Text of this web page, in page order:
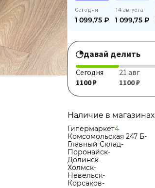
Сегодня
1 099,75 ₽
14 августа
1 099,75 ₽
давай делить
Сегодня
1100 ₽
21 авг
1100 ₽
Наличие в магазинах
Гипермаркет4
Комсомольская 247 Б-
Главный Склад-
Поронайск-
Долинск-
Холмск-
Невельск-
Корсаков-